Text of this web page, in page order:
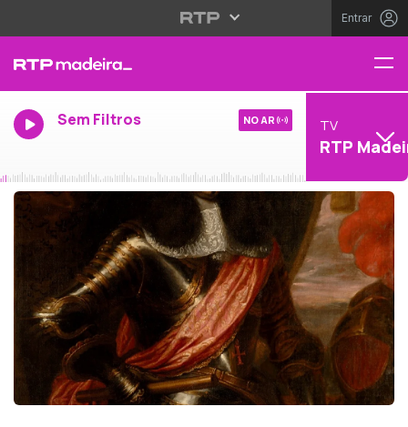
Entrar
Sem Filtros NO AR TV
RTP